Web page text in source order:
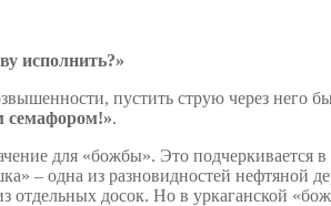
исполнить?»
пустить струю через него
семафором!».
для «божбы». Это подчеркивается
– одна из разновидностей нефтяной
отдельных досок. Но в уркаганской